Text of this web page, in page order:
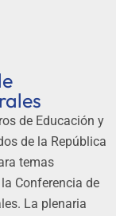
de Educación y
de la República
temas
Conferencia de
La plenaria